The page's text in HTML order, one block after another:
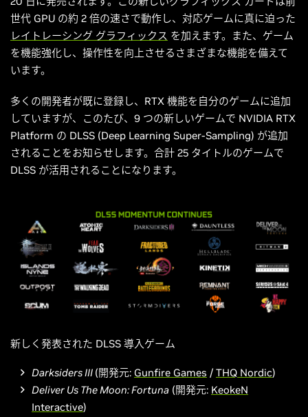
世代 GPU の約 2 倍の速さで動作し、対応ゲームに真に迫った
レイトレーシング グラフィックス を加えます。また、ゲーム
を機能強化し、操作性を向上させるさまざまな機能を備えて
います。
多くの開発者が既に登録し、RTX 機能を自分のゲームに追加
していますが、このたび、9 つの新しいゲームで NVIDIA RTX
Platform の DLSS (Deep Learning Super-Sampling) が追加
されることをお知らせします。合計 25 タイトルのゲームで
DLSS が活用されることになります。
新しく発表された DLSS 導入ゲーム
Darksiders III (開発元: Gunfire Games / THQ Nordic)
Deliver Us The Moon: Fortuna (開発元: KeokeN
Interactive)